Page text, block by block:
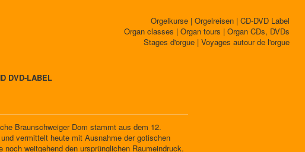
Orgelkurse | Orgelreisen | CD-DVD Label
Organ classes | Organ tours | Organ CDs, DVDs
Stages d'orgue | Voyages autour de l'orgue
DVD-LABEL
Braunschweiger Dom stammt aus dem 12.
vermittelt heute mit Ausnahme der gotischen
noch weitgehend den ursprünglichen Raumeindruck.